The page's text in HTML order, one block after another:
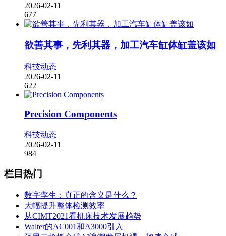
2026-02-11
677
欲善其事，先利其器，加工汽车缸体缸盖该如
科技动态
2026-02-11
622
Precision Components
科技动态
2026-02-11
984
栏目热门
数字孪生：真正的含义是什么？
大幅提升整体检测效率
从CIMT2021看机床技术发展趋势
Walter的AC001和A3000引入